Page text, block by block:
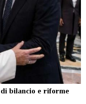
bilancio e riforme